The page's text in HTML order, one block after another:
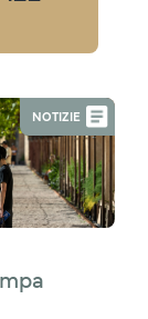
NOTIZIE